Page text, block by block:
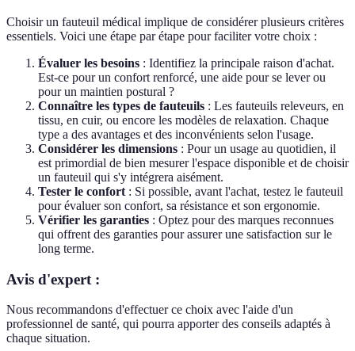
Choisir un fauteuil médical implique de considérer plusieurs critères
essentiels. Voici une étape par étape pour faciliter votre choix :
Évaluer les besoins : Identifiez la principale raison d'achat.
Est-ce pour un confort renforcé, une aide pour se lever ou
pour un maintien postural ?
Connaître les types de fauteuils : Les fauteuils releveurs, en
tissu, en cuir, ou encore les modèles de relaxation. Chaque
type a des avantages et des inconvénients selon l'usage.
Considérer les dimensions : Pour un usage au quotidien, il
est primordial de bien mesurer l'espace disponible et de choisir
un fauteuil qui s'y intégrera aisément.
Tester le confort : Si possible, avant l'achat, testez le fauteuil
pour évaluer son confort, sa résistance et son ergonomie.
Vérifier les garanties : Optez pour des marques reconnues
qui offrent des garanties pour assurer une satisfaction sur le
long terme.
Avis d'expert :
Nous recommandons d'effectuer ce choix avec l'aide d'un
professionnel de santé, qui pourra apporter des conseils adaptés à
chaque situation.